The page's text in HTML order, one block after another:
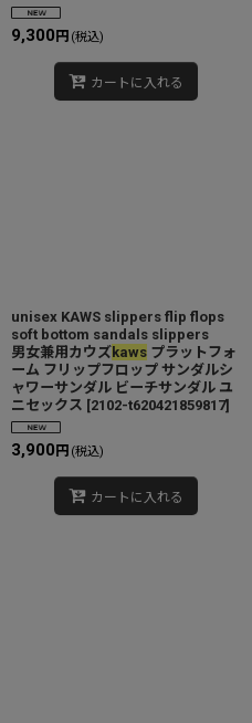
9,300 円 (税込)
カートに入れる
unisex KAWS slippers flip flops
soft bottom sandals slippers
男女兼用カウズ kaws プラットフォ
ーム フリップフロップ サンダルシ
ャワーサンダル ビーチサンダル ユ
ニセックス [2102-t620421859817]
3,900 円 (税込)
カートに入れる